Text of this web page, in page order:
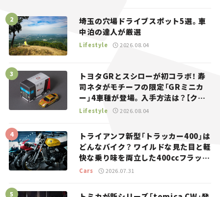
埼玉の穴場ドライブスポット5選。車
中泊の達人が厳選
Lifestyle 2026.08.04
トヨタGRとスシローが初コラボ！ 寿
司ネタがモチーフの限定「GRミニカ
ー」4車種が登場。入手方法は？【クル
マとホビー】
Lifestyle 2026.08.04
トライアンフ新型「トラッカー400」は
どんなバイク？ ワイルドな見た目と軽
快な乗り味を両立した400ccフラット
トラッカー【試乗レビュー】
Cars 2026.07.31